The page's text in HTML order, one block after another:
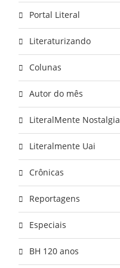
Portal Literal
Literaturizando
Colunas
Autor do mês
LiteralMente Nostalgia
Literalmente Uai
Crônicas
Reportagens
Especiais
BH 120 anos